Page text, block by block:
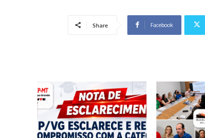
Share Facebook